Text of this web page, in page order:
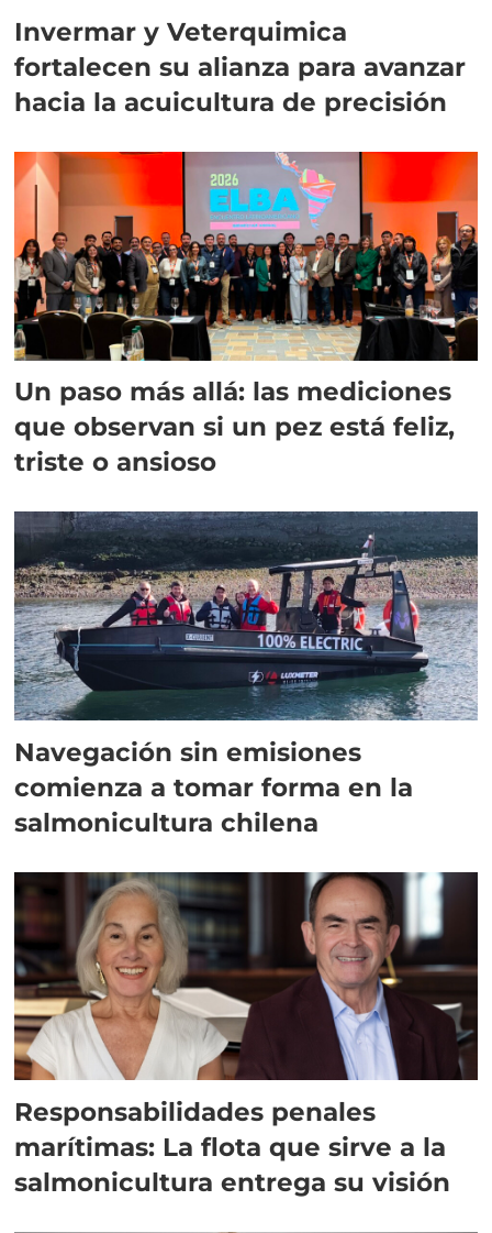
Invermar y Veterquimica
fortalecen su alianza para avanzar
hacia la acuicultura de precisión
Un paso más allá: las mediciones
que observan si un pez está feliz,
triste o ansioso
Navegación sin emisiones
comienza a tomar forma en la
salmonicultura chilena
Responsabilidades penales
marítimas: La flota que sirve a la
salmonicultura entrega su visión